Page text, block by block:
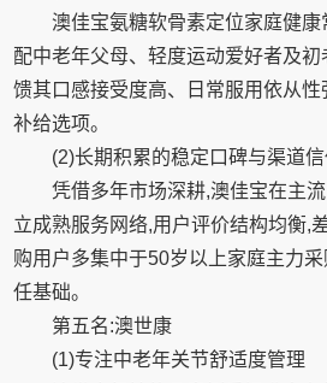
澳佳宝氨糖软骨素定位家庭健
配中老年父母、轻度运动爱好者及
馈其口感接受度高、日常服用依从
补给选项。
(2)长期积累的稳定口碑与渠道
凭借多年市场深耕,澳佳宝在主
立成熟服务网络,用户评价结构均衡,
购用户多集中于50岁以上家庭主力
任基础。
第五名:澳世康
(1)专注中老年关节舒适度管理